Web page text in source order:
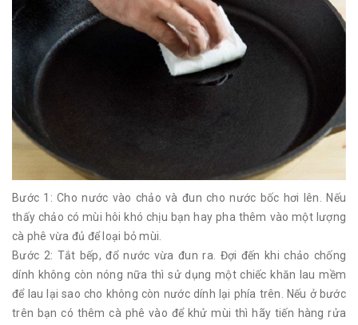
Bước 1: Cho nước vào chảo và đun cho nước bốc hơi lên. Nếu
thấy chảo có mùi hôi khó chịu bạn hay pha thêm vào một lượng
cà phê vừa đủ để loại bỏ mùi.
Bước 2: Tắt bếp, đổ nước vừa đun ra. Đợi đến khi chảo chống
dính không còn nóng nữa thì sử dụng một chiếc khăn lau mềm
để lau lại sao cho không còn nước dính lại phía trên. Nếu ở bước
trên bạn có thêm cà phê vào để khử mùi thì hãy tiến hàng rửa